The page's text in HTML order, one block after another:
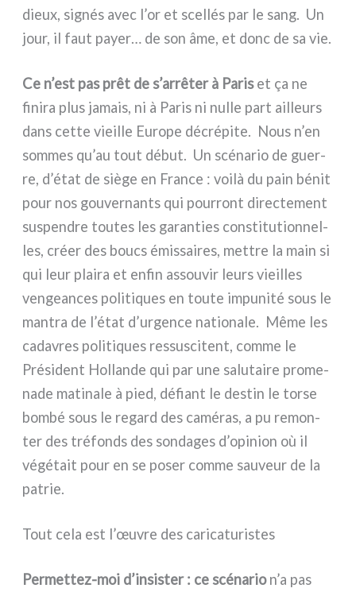
dieux, signés avec l’or et scel­lés par le sang. Un
jour, il faut payer… de son âme, et donc de sa vie.
Ce n’est pas prêt de s’arrêter à Pariset ça ne
fini­ra plus jamais, ni à Paris ni nul­le part ail­leurs
dans cet­te vieil­le Europe décré­pi­te. Nous n’en
som­mes qu’au tout début. Un scé­na­rio de guer­
re, d’état de siè­ge en France : voi­là du pain bénit
pour nos gou­ver­nan­ts qui pour­ront direc­te­ment
suspen­dre tou­tes les garan­ties con­sti­tu­tion­nel­
les, créer des boucs émis­sai­res, met­tre la main si
qui leur plai­ra et enfin assou­vir leurs vieil­les
ven­gean­ces poli­ti­ques en tou­te impu­ni­té sous le
man­tra de l’état d’urgence natio­na­le. Même les
cada­vres poli­ti­ques res­su­sci­tent, com­me le
Président Hollande qui par une salu­tai­re pro­me­
na­de mati­na­le à pied, défiant le destin le tor­se
bom­bé sous le regard des camé­ras, a pu remon­
ter des tré­fonds des son­da­ges d’opinion où il
végé­tait pour en se poser com­me sau­veur de la
patrie.
Tout cela est l’œuvre des caricaturistes
Permettez-moi d’insister : ce scé­na­rion’a pas